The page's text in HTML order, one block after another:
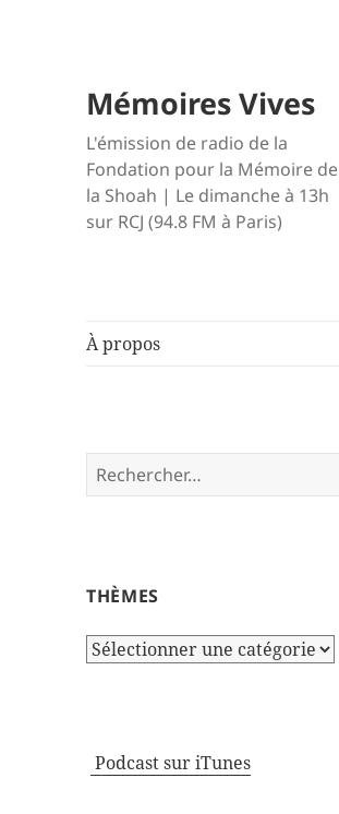
Mémoires Vives
L'émission de radio de la
Fondation pour la Mémoire de
la Shoah | Le dimanche à 13h
sur RCJ (94.8 FM à Paris)
À propos
Rechercher :
THÈMES
Thèmes
Podcast sur iTunes